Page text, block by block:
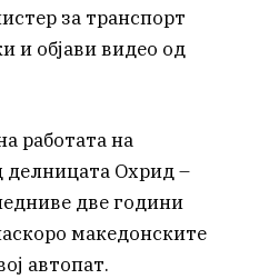
за транспорт
и објави видео од
работата на
делницата Охрид –
две години
македонските
автопат.